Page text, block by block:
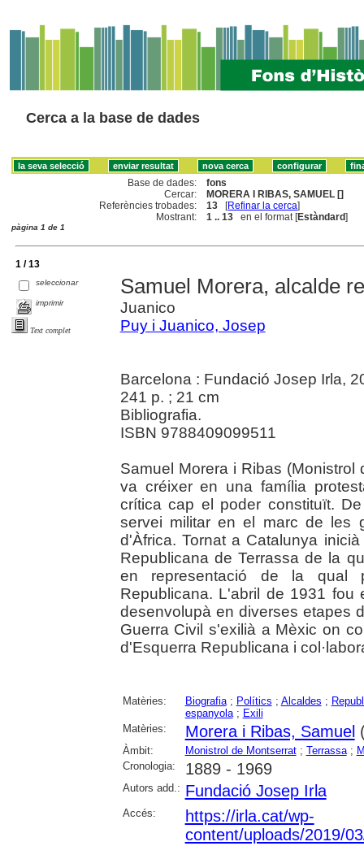
Cerca a la base de dades
Base de dades:
fons
Cercar:
MORERA I RIBAS, SAMUEL []
Referències trobades:
13 [Refinar la cerca]
Mostrant:
1 .. 13 en el format [Estàndard]
pàgina 1 de 1
1 / 13
seleccionar
imprimir
Text complet
Samuel Morera, alcalde
Juanico
Puy i Juanico, Josep
Barcelona : Fundació Josep Irla,
241 p. ; 21 cm
Bibliografia.
ISBN 9788409099511
Samuel Morera i Ribas
va créixer en una família
crítica cap el poder constituït.
servei militar en el marc de les
d'Àfrica. Tornat a Catalunya
Republicana de Terrassa de la
en representació de la qual
Republicana. L'abril de 1931 fou
desenvolupà en diverses etapes
Guerra Civil s'exilià a Mèxic on
d'Esquerra Republicana i
Matèries: Biografia; Polítics ; Alcaldes ;
espanyola; Exili
Matèries:
Morera i Ribas, Samuel
Àmbit: Monistrol de Montserrat; Terrassa;
Cronologia:
1889 - 1969
Autors add.: Fundació Josep Irla
Accés:
https://irla.cat/wp-
content/uploads/2019/